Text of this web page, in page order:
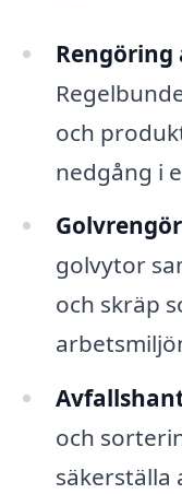
och
nedgång i
golvytor
och skräp
och